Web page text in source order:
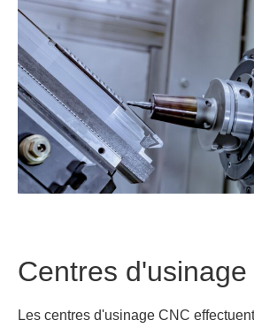
Centres d'usinage
Les centres d'usinage CNC